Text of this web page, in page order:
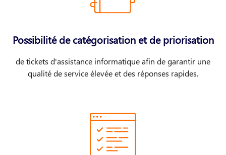
Possibilité de catégorisation et de priorisation
de tickets d'assistance informatique afin de garantir une
qualité de service élevée et des réponses rapides.